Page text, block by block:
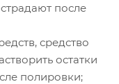
после
средство
остатки
полировки;